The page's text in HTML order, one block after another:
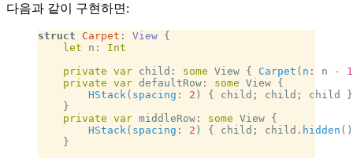
다음과 같이 구현하면:
struct Carpet : View {
    let
n: Int
    private
var child: some View { Carpet ( n : n -
1
    private
var defaultRow: some View {
        HStack
( spacing : 2 ) { child; child; child }
    }
    private
var middleRow: some View {
        HStack
( spacing : 2 ) { child; child. hidden
    }